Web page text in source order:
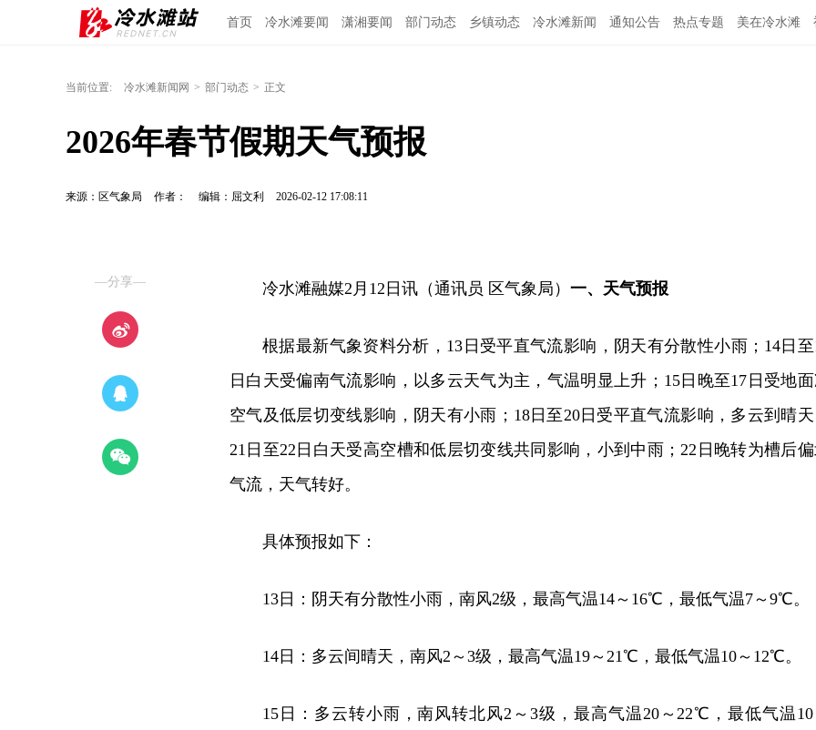
首页 冷水滩要闻 潇湘要闻 部门动态 乡镇动态 冷水滩新闻 通知公告 热点专题 美在冷水滩
当前位置: 冷水滩新闻网 > 部门动态 > 正文
2026年春节假期天气预报
来源：区气象局 作者： 编辑：屈文利 2026-02-12 17:08:11
—分享— 冷水滩融媒2月12日讯（通讯员 区气象局） 一、天气预报
根据最新气象资料分析，13日受平直气流影响，阴天有分散性小雨；14日至
日白天受偏南气流影响，以多云天气为主，气温明显上升；15日晚至17日受地
空气及低层切变线影响，阴天有小雨；18日至20日受平直气流影响，多云到晴天
21日至22日白天受高空槽和低层切变线共同影响，小到中雨；22日晚转为槽后
气流，天气转好。
具体预报如下：
13日：阴天有分散性小雨，南风2级，最高气温14～16℃，最低气温7～9℃。
14日：多云间晴天，南风2～3级，最高气温19～21℃，最低气温10～12℃。
15日：多云转小雨，南风转北风2～3级，最高气温20～22℃，最低气温10